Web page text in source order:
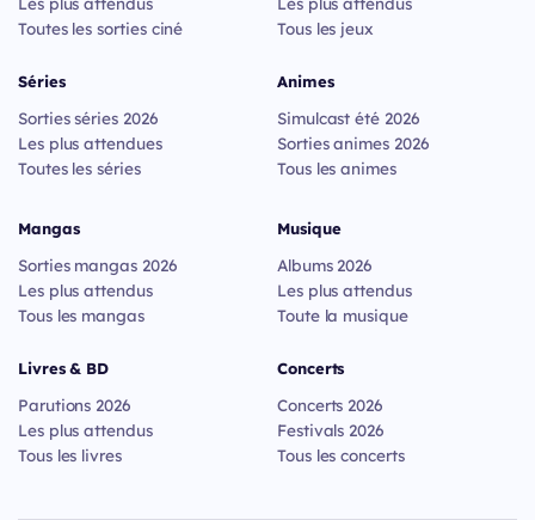
Toutes les sorties ciné
Séries
Sorties séries 2026
Les plus attendues
Toutes les séries
Tous les jeux
Animes
Simulcast été 2026
Sorties animes 2026
Tous les animes
Mangas
Sorties mangas 2026
Les plus attendus
Tous les mangas
Livres & BD
Parutions 2026
Les plus attendus
Tous les livres
Musique
Albums 2026
Les plus attendus
Toute la musique
Concerts
Concerts 2026
Festivals 2026
Tous les concerts